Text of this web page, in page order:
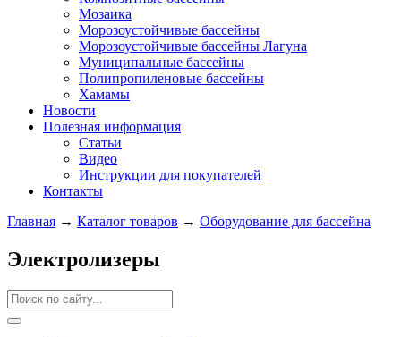
Мозаика
Морозоустойчивые бассейны
Морозоустойчивые бассейны Лагуна
Муниципальные бассейны
Полипропиленовые бассейны
Хамамы
Новости
Полезная информация
Статьи
Видео
Инструкции для покупателей
Контакты
Главная → Каталог товаров → Оборудование для бассейна
Электролизеры